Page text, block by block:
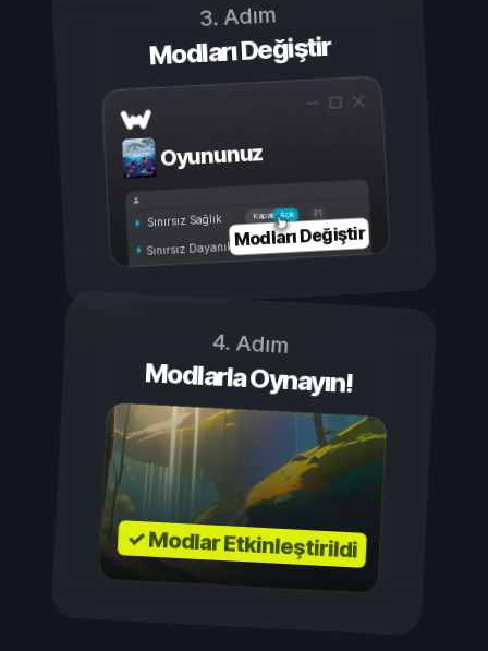
3. Adım
Modları Değiştir
Oyununuz
Açık
Kapalı
Sınırsız Sağlık
Sınırsız DayanıklılıkModları Değiştir
4. Adım
Modlarla Oynayın!
✓ Modlar Etkinleştirildi